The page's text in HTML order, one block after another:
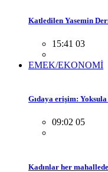
Katledilen Yasemin
15:41 03
EMEK/EKONOMİ
Gıdaya erişim:
09:02 05
Kadınlar her